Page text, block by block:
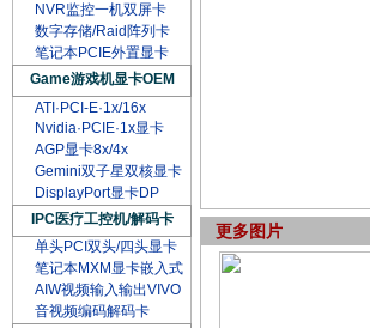
NVR监控一机双屏卡
数字存储/Raid阵列卡
笔记本PCIE外置显卡
Game游戏机显卡OEM
ATI·PCI-E·1x/16x
Nvidia·PCIE·1x显卡
AGP显卡8x/4x
Gemini双子星双核显卡
DisplayPort显卡DP
IPC医疗工控机/解码卡
单头PCI双头/四头显卡
笔记本MXM显卡嵌入式
AIW视频输入输出VIVO
音视频编码解码卡
更多图片